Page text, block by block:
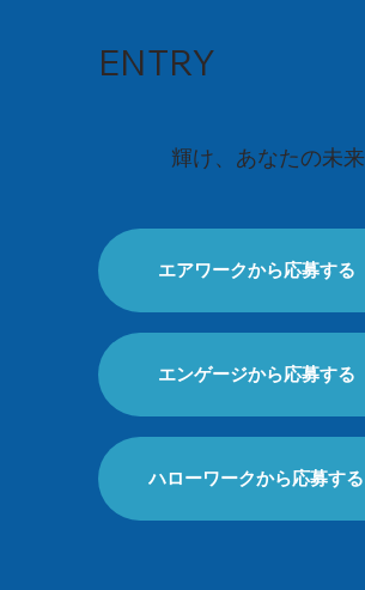
エアワークから応募する
エンゲージから応募する
ハローワークから応募する
輝け、あなたの未来
ENTRY